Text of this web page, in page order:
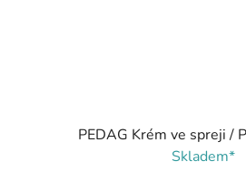
PEDAG Krém ve spreji /
Skladem*